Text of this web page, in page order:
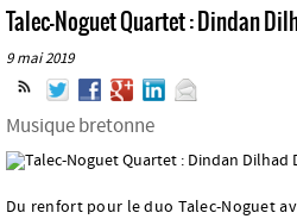
Talec-Noguet Quartet : Dindan
9 mai 2019
Musique bretonne
Du renfort pour le duo Talec-Noguet